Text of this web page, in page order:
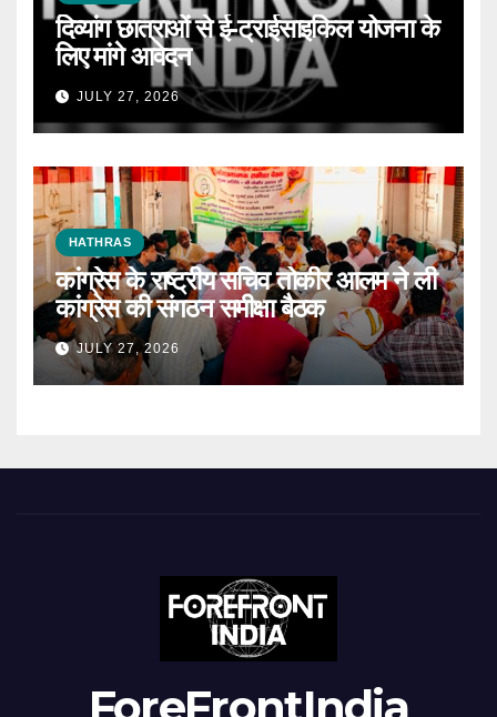
दिव्यांग छात्राओं से ई-ट्राईसाइकिल योजना के
लिए मांगे आवेदन
JULY 27, 2026
HATHRAS
कांग्रेस के राष्ट्रीय सचिव तोकीर आलम ने ली
कांग्रेस की संगठन समीक्षा बैठक
JULY 27, 2026